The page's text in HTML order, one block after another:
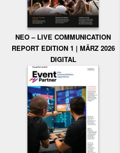
NEO – LIVE COMMUNICATION
REPORT EDITION 1 | MÄRZ 2026
DIGITAL